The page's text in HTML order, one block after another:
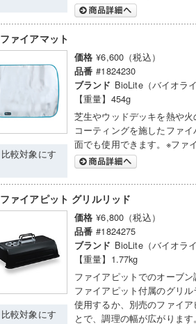
ファイアマット
比較対象にす
価格 ¥6,600（税込）
品番 #1824230
ブランド BioLite（バイオライ
【重量】454g
芝生やウッドデッキを熱や
コーティングを施したファ
面でも使用できます。※ファ
ファイアピット グリルリッド
比較対象にす
価格 ¥6,800（税込）
品番 #1824275
ブランド BioLite（バイオライ
【重量】1.77kg
ファイアピットでのオーブン
ファイアピット付属のグリ
使用するか、別売のファイ
とで、調理の幅が広がります。